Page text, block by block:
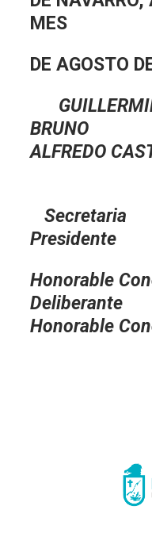
MES
DE AGOSTO
ALFREDO
Presidente
Honorable
Honorable